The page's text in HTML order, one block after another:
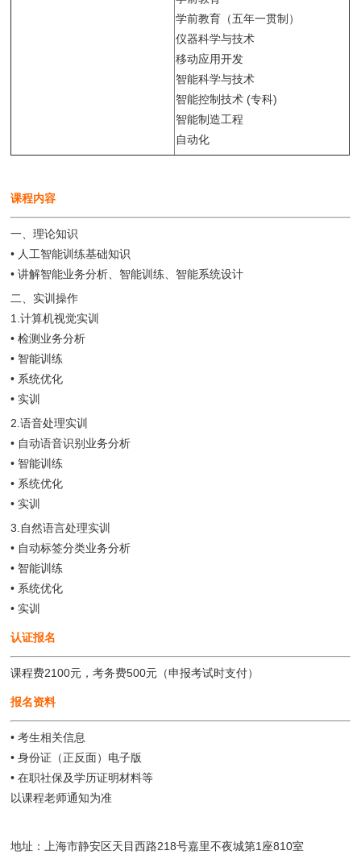
学前教育（五年一贯制）
仪器科学与技术
移动应用开发
智能科学与技术
智能控制技术 (专科)
智能制造工程
自动化
课程内容
一、理论知识
• 人工智能训练基础知识
• 讲解智能业务分析、智能训练、智能系统设计
二、实训操作
1.计算机视觉实训
• 检测业务分析
• 智能训练
• 系统优化
• 实训
2.语音处理实训
• 自动语音识别业务分析
• 智能训练
• 系统优化
• 实训
3.自然语言处理实训
• 自动标签分类业务分析
• 智能训练
• 系统优化
• 实训
认证报名
课程费2100元，考务费500元（申报考试时支付）
报名资料
• 考生相关信息
• 身份证（正反面）电子版
• 在职社保及学历证明材料等
以课程老师通知为准
地址：上海市静安区天目西路218号嘉里不夜城第1座810室